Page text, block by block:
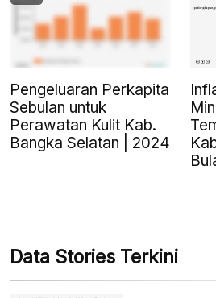
Pengeluaran Perkapita
Sebulan untuk
Perawatan Kulit Kab.
Bangka Selatan | 2024
Data Stories Terkini